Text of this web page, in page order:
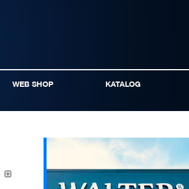
WEB SHOP KATALOG